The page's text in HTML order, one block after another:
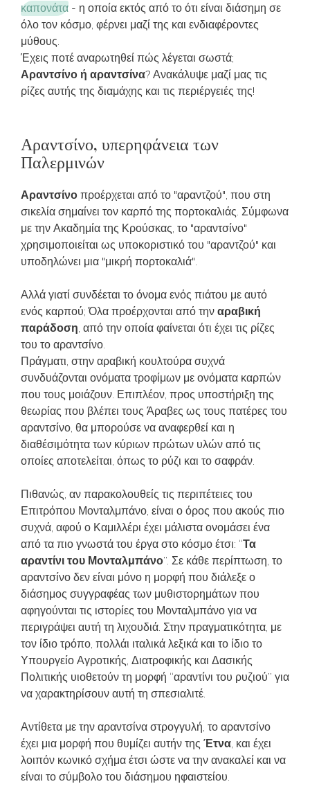
καπονάτα - η οποία εκτός από το ότι είναι διάσημη σε
όλο τον κόσμο, φέρνει μαζί της και ενδιαφέροντες
μύθους.
Έχεις ποτέ αναρωτηθεί πώς λέγεται σωστά;
Αραντσίνο ή αραντσίνα? Ανακάλυψε μαζί μας τις
ρίζες αυτής της διαμάχης και τις περιέργειές της!
Αραντσίνο, υπερηφάνεια των
Παλερμινών
Αραντσίνοπροέρχεται από το "αραντζού", που στη
σικελία σημαίνει τον καρπό της πορτοκαλιάς. Σύμφωνα
με την Ακαδημία της Κρούσκας, το "αραντσίνο"
χρησιμοποιείται ως υποκοριστικό του "αραντζού" και
υποδηλώνει μια "μικρή πορτοκαλιά".
Αλλά γιατί συνδέεται το όνομα ενός πιάτου με αυτό
ενός καρπού; Όλα προέρχονται από τηναραβική
παράδοση, από την οποία φαίνεται ότι έχει τις ρίζες
του το αραντσίνο.
Πράγματι, στην αραβική κουλτούρα συχνά
συνδυάζονται ονόματα τροφίμων με ονόματα καρπών
που τους μοιάζουν. Επιπλέον, προς υποστήριξη της
θεωρίας που βλέπει τους Άραβες ως τους πατέρες του
αραντσίνο, θα μπορούσε να αναφερθεί και η
διαθέσιμότητα των κύριων πρώτων υλών από τις
οποίες αποτελείται, όπως το ρύζι και το σαφράν.
Πιθανώς, αν παρακολουθείς τις περιπέτειες του
Επιτρόπου Μονταλμπάνο, είναι ο όρος που ακούς πιο
συχνά, αφού ο Καμιλλέρι έχει μάλιστα ονομάσει ένα
από τα πιο γνωστά του έργα στο κόσμο έτσι: “Τα
αραντίνι του Μονταλμπάνο”. Σε κάθε περίπτωση, το
αραντσίνο δεν είναι μόνο η μορφή που διάλεξε ο
διάσημος συγγραφέας των μυθιστορημάτων που
αφηγούνται τις ιστορίες του Μονταλμπάνο για να
περιγράψει αυτή τη λιχουδιά. Στην πραγματικότητα, με
τον ίδιο τρόπο, πολλάι ιταλικά λεξικά και το ίδιο το
Υπουργείο Αγροτικής, Διατροφικής και Δασικής
Πολιτικής υιοθετούν τη μορφή “αραντίνι του ρυζιού” για
να χαρακτηρίσουν αυτή τη σπεσιαλιτέ.
Αντίθετα με την αραντσίνα στρογγυλή, το αραντσίνο
έχει μια μορφή που θυμίζει αυτήν της Έτνα, και έχει
λοιπόν κωνικό σχήμα έτσι ώστε να την ανακαλεί και να
είναι το σύμβολο του διάσημου ηφαιστείου.